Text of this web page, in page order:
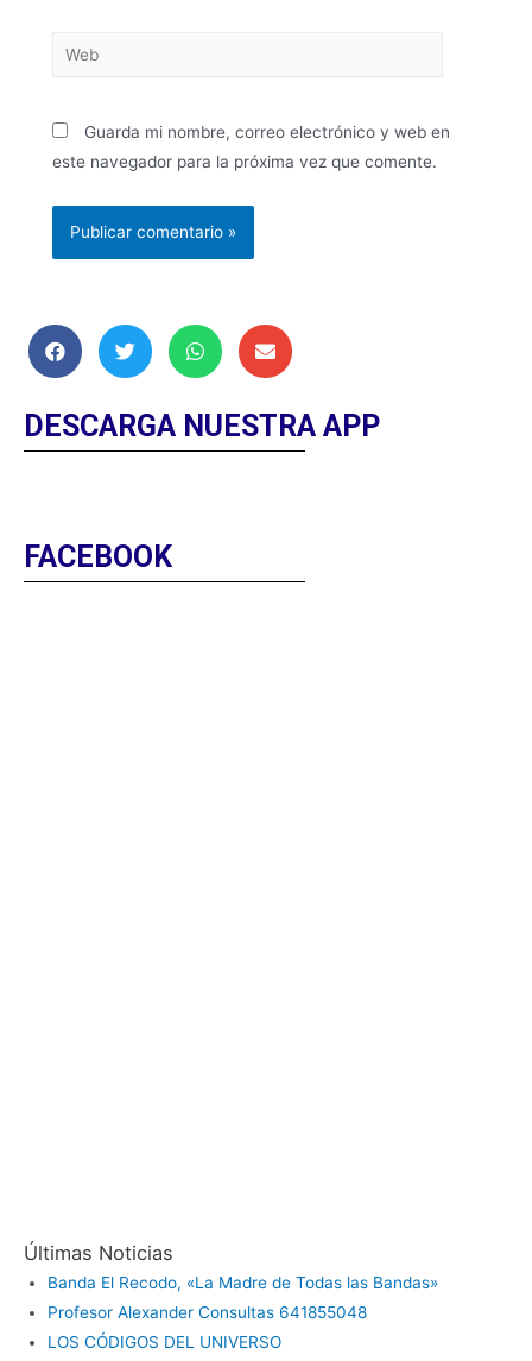
Guarda mi nombre, correo electrónico y web en
este navegador para la próxima vez que comente.
DESCARGA NUESTRA APP
FACEBOOK
Últimas Noticias
Banda El Recodo, «La Madre de Todas las Bandas»
Profesor Alexander Consultas 641855048
LOS CÓDIGOS DEL UNIVERSO